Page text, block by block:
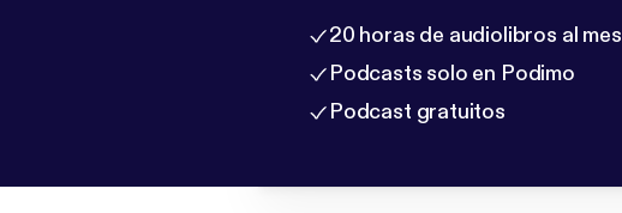
20 horas de audiolibros al mes
Podcasts solo en Podimo
Podcast gratuitos